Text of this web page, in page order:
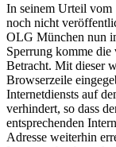
In seinem Urteil vom
noch nicht
OLG München nun
Sperrung komme
Betracht. Mit dieser
Browserzeile
Internetdiensts auf
verhindert, so dass
entsprechenden
Adresse weiterhin